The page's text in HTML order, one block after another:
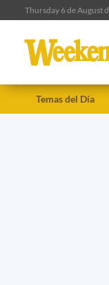
Thursday 6 de August
Temas del Día